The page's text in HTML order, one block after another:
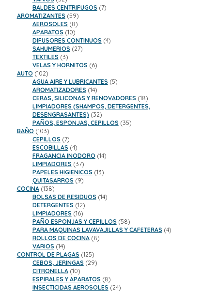
productos
BALDES CENTRIFUGOS 77
AROMATIZANTES 5959
productos
AEROSOLES 88
productos
APARATOS 1010
productos
DIFUSORES CONTINUOS 44
SAHUMERIOS 2727
TEXTILES 33
productos
VELAS Y HORNITOS 66
AUTO 102102
productos
AGUA AIRE Y LUBRICANTES 55
AROMATIZADORES 1414
productos
CERAS, SILICONAS Y RENOVADORES 1818
productos
LIMPIADORES (SHAMPOS, DETERGENTES,
DESENGRASANTES) 3232
productos
PAÑOS, ESPONJAS, CEPILLOS 3535
BAÑO 103103
productos
CEPILLOS 77
productos
ESCOBILLAS 44
productos
FRAGANCIA INODORO 1414
LIMPIADORES 3737
productos
PAPELES HIGIENICOS 1313
QUITASARROS 99
COCINA 138138
productos
BOLSAS DE RESIDUOS 1414
DETERGENTES 1212
productos
LIMPIADORES 1616
productos
PAÑO ESPONJAS Y CEPILLOS 5858
productos
PARA MAQUINAS LAVAVAJILLAS Y CAFETERAS 44
ROLLOS DE COCINA 88
VARIOS 1414
productos
CONTROL DE PLAGAS 125125
productos
CEBOS, JERINGAS 2929
CITRONELLA 1010
productos
ESPIRALES Y APARATOS 88
productos
INSECTICIDAS AEROSOLES 2424